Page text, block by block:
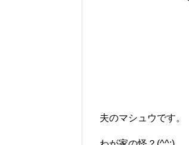
夫のマシュウです。